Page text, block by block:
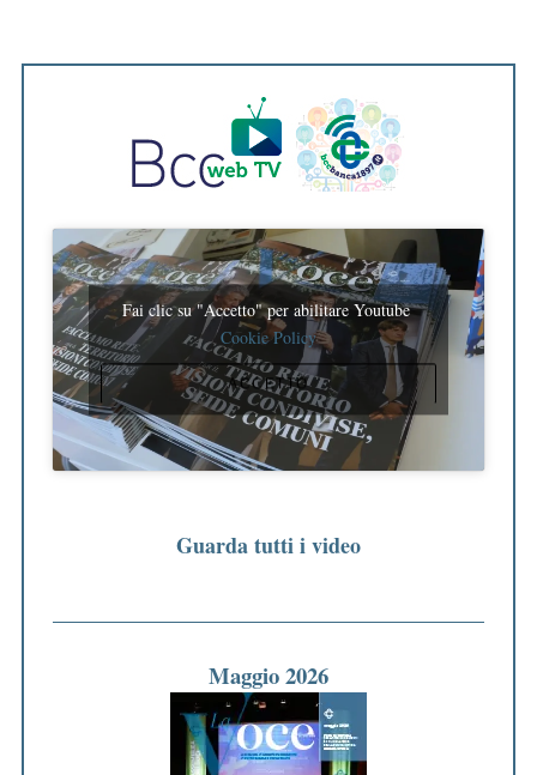
Fai clic su "Accetto" per abilitare Youtube
Cookie Policy
ACCETTO
Guarda tutti i video
Maggio 2026